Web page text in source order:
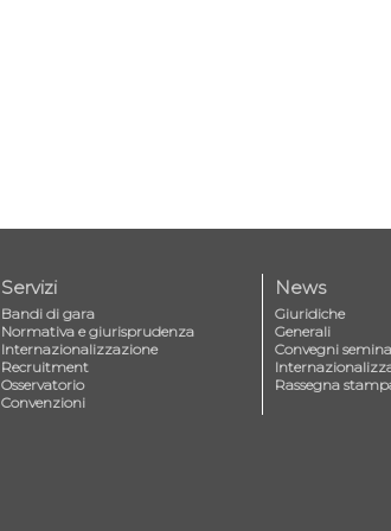
Servizi
Bandi di gara
Normativa e giurisprudenza
Internazionalizzazione
Recruitment
Osservatorio
Convenzioni
News
Giuridiche
Generali
Convegni
Rassegna